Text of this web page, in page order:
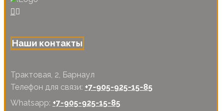
Наши контакты
Трактовая, 2, Барнаул
Телефон для связи: +7-905-925-15-85
Whatsapp: +7-905-925-15-85